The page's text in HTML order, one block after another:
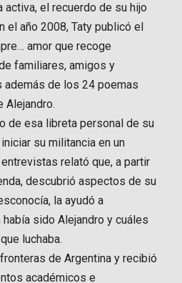
el recuerdo de su hijo
el año 2008, Taty publicó el
amor que recoge
familiares, amigos y
de los 24 poemas
Alejandro.
de esa libreta personal de su
su militancia en un
relató que, a partir
descubrió aspectos de su
la ayudó a
sido Alejandro y cuáles
luchaba.
de Argentina y recibió
académicos e